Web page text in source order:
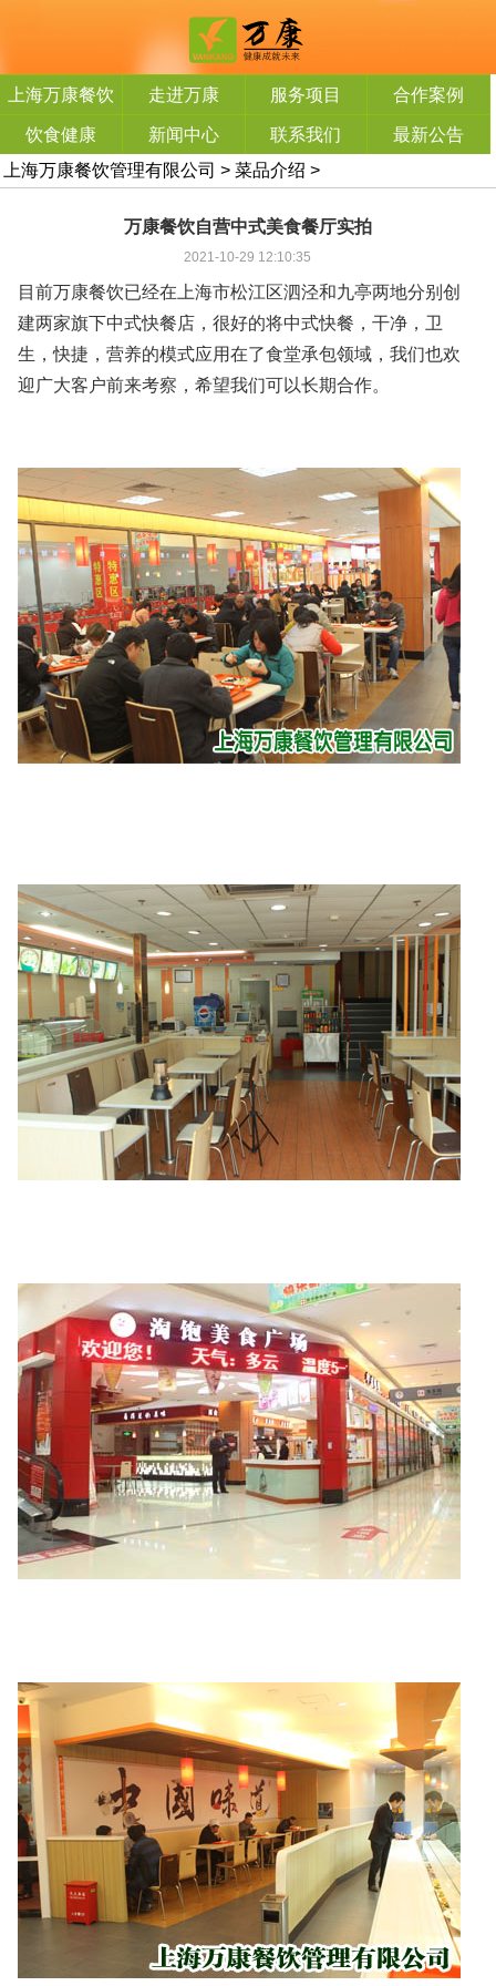
上海万康餐饮
管理有限公司
走进万康 服务项目 合作案例
饮食健康 新闻中心 联系我们
最新公告
上海万康餐饮管理有限公司 > 菜品介绍 >
万康餐饮自营中式美食餐厅实拍
2021-10-29 12:10:35
目前万康餐饮已经在上海市松江区泗泾和九亭两地分别创
建两家旗下中式快餐店，很好的将中式快餐，干净，卫
生，快捷，营养的模式应用在了食堂承包领域，我们也欢
迎广大客户前来考察，希望我们可以长期合作。